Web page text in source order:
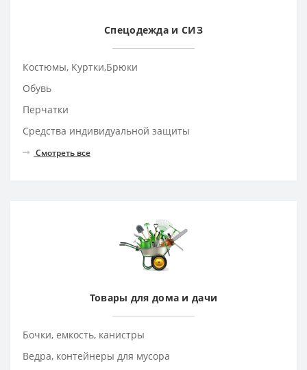
Спецодежда и СИЗ
Костюмы, Куртки,Брюки
Обувь
Перчатки
Средства индивидуальной защиты
Смотреть все
Товары для дома и дачи
Бочки, емкость, канистры
Ведра, контейнеры для мусора